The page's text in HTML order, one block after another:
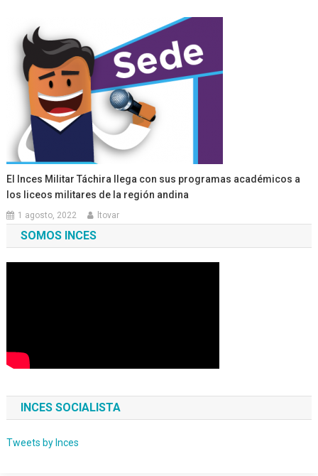
El Inces Militar Táchira llega con sus programas académicos a
los liceos militares de la región andina
1 agosto, 2022 ltovar
SOMOS INCES
INCES SOCIALISTA
Tweets by Inces